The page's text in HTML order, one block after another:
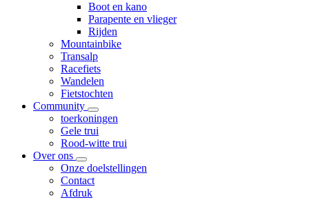
Boot en kano
Parapente en vlieger
Rijden
Mountainbike
Transalp
Racefiets
Wandelen
Fietstochten
Community
toerkoningen
Gele trui
Rood-witte trui
Over ons
Onze doelstellingen
Contact
Afdruk